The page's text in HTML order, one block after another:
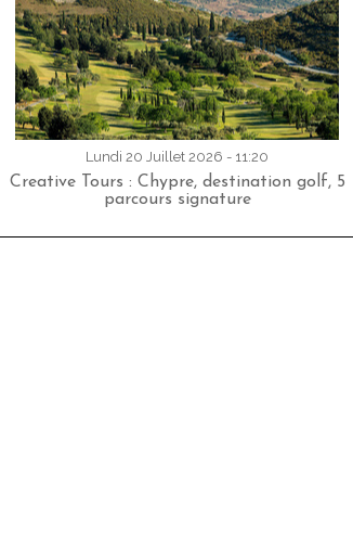
Lundi 20 Juillet 2026 - 11:20
Creative Tours : Chypre, destination golf, 5
parcours signature